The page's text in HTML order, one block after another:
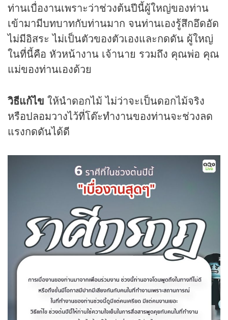
ท่านเบื่องานเพราะว่าช่วงต้นปีนี้ผู้ใหญ่ของท่าน
เข้ามามีบทบาทกับท่านมาก จนท่านเองรู้สึกอึดอัด
ไม่มีอิสระ ไม่เป็นตัวของตัวเองและกดดัน ผู้ใหญ่
ในที่นี้คือ หัวหน้างาน เจ้านาย รวมถึง คุณพ่อ คุณ
แม่ของท่านเองด้วย
วิธีแก้ไข ให้นำดอกไม้ ไม่ว่าจะเป็นดอกไม้จริง
หรือปลอมวางไว้ที่โต๊ะทำงานของท่านจะช่วงลด
แรงกดดันได้ดี